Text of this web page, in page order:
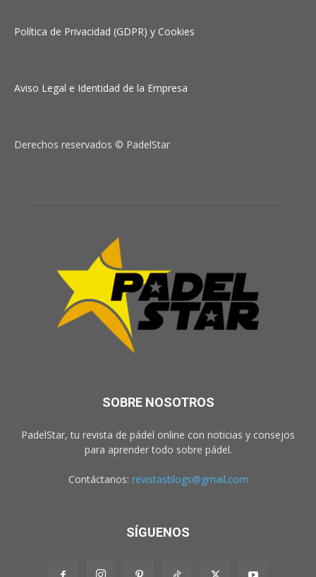
Política de Privacidad (GDPR) y Cookies
Aviso Legal e Identidad de la Empresa
Derechos reservados © PadelStar
SOBRE NOSOTROS
PadelStar, tu revista de pádel online con noticias y consejos
para aprender todo sobre pádel.
Contáctanos: revistasblogs@gmail.com
SÍGUENOS